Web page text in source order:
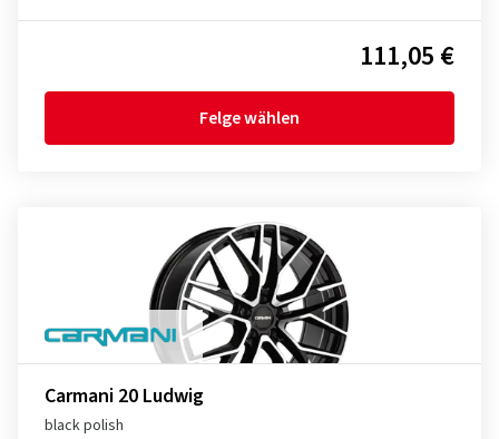
111,05 €
Felge wählen
Carmani 20 Ludwig
black polish